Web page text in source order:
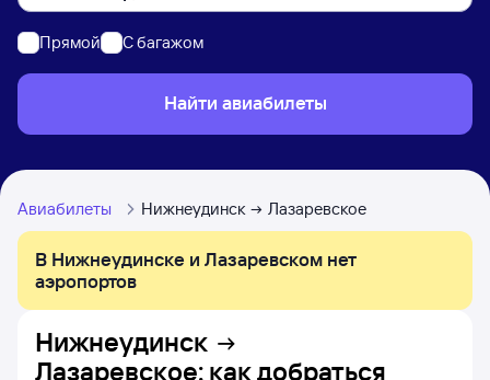
Прямой C багажом
Найти авиабилеты
Авиабилеты Нижнеудинск Лазаревское
В Нижнеудинске и Лазаревском нет
аэропортов
Нижнеудинск
Лазаревское: как добраться